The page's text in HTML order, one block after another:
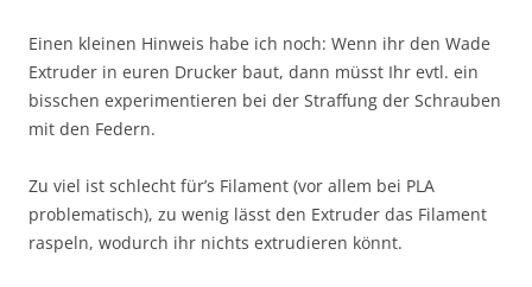
Einen kleinen Hinweis habe ich noch: Wenn ihr den Wade
Extruder in euren Drucker baut, dann müsst Ihr evtl. ein
bisschen experimentieren bei der Straffung der Schrauben
mit den Federn.
Zu viel ist schlecht für’s Filament (vor allem bei PLA
problematisch), zu wenig lässt den Extruder das Filament
raspeln, wodurch ihr nichts extrudieren könnt.